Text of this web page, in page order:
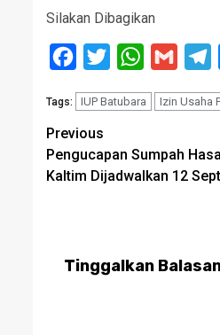
Silakan Dibagikan
Facebook
Twitter WhatsApp
Gmail
Tags: IUP Batubara Izin Usaha
Post
navigation
Previous
Pengucapan Sumpah
Kaltim Dijadwalkan 12
Tinggalkan